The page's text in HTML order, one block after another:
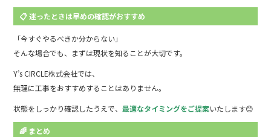
📋 迷ったときは早めの確認がおすすめ
「今すぐやるべきか分からない」
そんな場合でも、まずは現状を知ることが大切です。
Y’s CIRCLE株式会社では、
無理に工事をおすすめすることはありません。
状態をしっかり確認したうえで、最適なタイミングをご提案いたします😊
🌈 まとめ